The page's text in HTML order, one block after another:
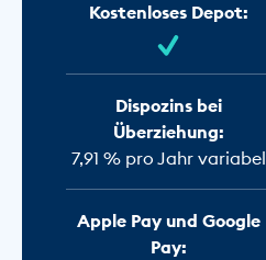
Kostenloses Depot:
Dispozins bei
Überziehung:
7,91 % pro Jahr variabel
Apple Pay und Google
Pay: